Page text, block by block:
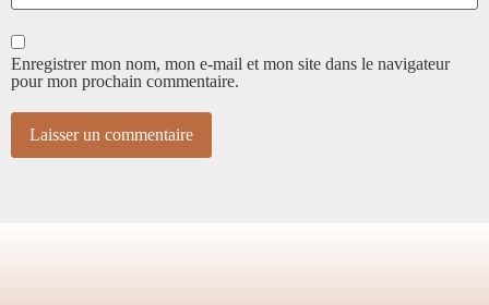
Enregistrer mon nom, mon e-mail et mon site dans le navigateur
pour mon prochain commentaire.